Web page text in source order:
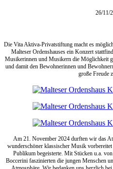
26/11/
Die Vita Aktiva-Privatstiftung macht es
Malteser Ordenshauses ein Konzert
Musikerinnen und Musikern die Möglichkeit
und damit den Bewohnerinnen und
große Freude
Am 21. November 2024 durften wir das
wunderschöner klassischer Musik
Publikum begeisterte. Mit Stücken u.a.
Boccerini faszinierten die jungen Menschen